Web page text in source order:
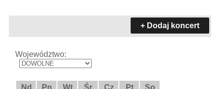
+ Dodaj koncert
Województwo:
Nd Pn Wt Śr Cz Pt
So